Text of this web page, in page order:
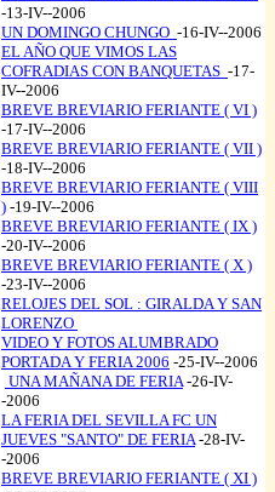
-13-IV--2006
UN DOMINGO CHUNGO -16-IV--2006
EL AÑO QUE VIMOS LAS
COFRADIAS CON BANQUETAS -17-
IV--2006
BREVE BREVIARIO FERIANTE ( VI )
-17-IV--2006
BREVE BREVIARIO FERIANTE ( VII )
-18-IV--2006
BREVE BREVIARIO FERIANTE ( VIII
) -19-IV--2006
BREVE BREVIARIO FERIANTE ( IX )
-20-IV--2006
BREVE BREVIARIO FERIANTE ( X )
-23-IV--2006
RELOJES DEL SOL : GIRALDA Y SAN
LORENZO
VIDEO Y FOTOS ALUMBRADO
PORTADA Y FERIA 2006 -25-IV--2006
UNA MAÑANA DE FERIA-26-IV-
-2006
LA FERIA DEL SEVILLA FC UN
JUEVES "SANTO" DE FERIA-28-IV-
-2006
BREVE BREVIARIO FERIANTE ( XI )